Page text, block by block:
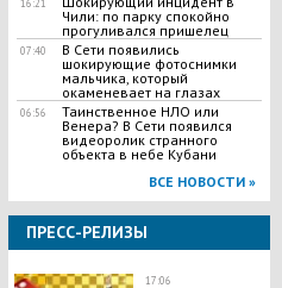
16:21
Чили: по парку спокойно
прогуливался пришелец
07:40
В Сети появились
шокирующие фотоснимки
мальчика, который
окаменевает на глазах
06:56
Таинственное НЛО или
Венера? В Сети появился
видеоролик странного
объекта в небе Кубани
ВСЕ НОВОСТИ »
ПРЕСС-РЕЛИЗЫ
17:06